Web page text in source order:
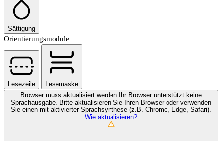
Sättigung
Orientierungsmodule
Lesezeile
Lesemaske
Browser muss aktualisiert werden
Ihr Browser unterstützt keine
Sprachausgabe. Bitte aktualisieren Sie Ihren Browser oder verwenden
Sie einen mit aktivierter Sprachsynthese (z.B. Chrome, Edge, Safari).
Wie aktualisieren?